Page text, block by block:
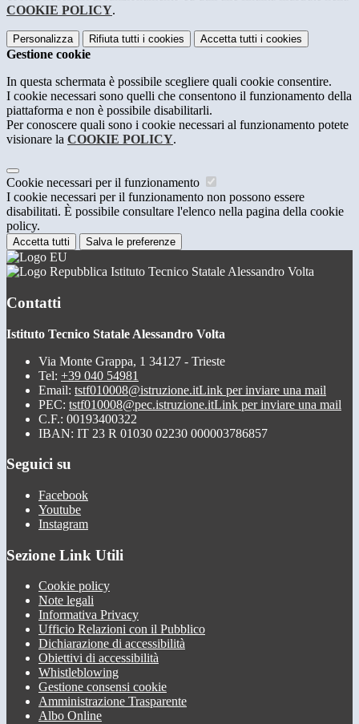
COOKIE POLICY.
Personalizza Rifiuta tutti i cookies Accetta tutti i cookies
Gestione cookie
In questa schermata è possibile scegliere quali cookie consentire.
I cookie necessari sono quelli che consentono il funzionamento della
piattaforma e non è possibile disabilitarli.
Per conoscere quali sono i cookie necessari al funzionamento potete
visionare la COOKIE POLICY.
Cookie necessari per il funzionamento
I cookie necessari per il funzionamento non possono essere
disabilitati. È possibile consultare l'elenco nella pagina della cookie
policy.
Accetta tutti Salva le preferenze
Istituto Tecnico Statale Alessandro Volta
Contatti
Istituto Tecnico Statale Alessandro Volta
Via Monte Grappa, 1 34127 - Trieste
Tel: +39 040 54981
Email: tstf010008@istruzione.itLink per inviare una mail
PEC: tstf010008@pec.istruzione.itLink per inviare una mail
C.F.: 00193400322
IBAN: IT 23 R 01030 02230 000003786857
Seguici su
Facebook
Youtube
Instagram
Sezione Link Utili
Cookie policy
Note legali
Informativa Privacy
Ufficio Relazioni con il Pubblico
Dichiarazione di accessibilità
Obiettivi di accessibilità
Whistleblowing
Gestione consensi cookie
Amministrazione Trasparente
Albo Online